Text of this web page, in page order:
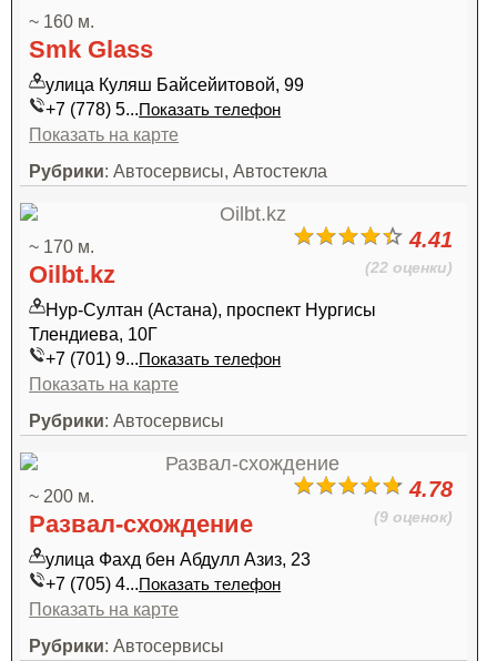
~ 160 м.
Smk Glass
улица Куляш Байсейитовой, 99
+7 (778) 5...Показать телефон
Показать на карте
Рубрики: Автосервисы, Автостекла
4.41
(22 оценки)
~ 170 м.
Oilbt.kz
Нур-Султан (Астана), проспект Нургисы
Тлендиева, 10Г
+7 (701) 9...Показать телефон
Показать на карте
Рубрики: Автосервисы
4.78
(9 оценок)
~ 200 м.
Развал-схождение
улица Фахд бен Абдулл Азиз, 23
+7 (705) 4...Показать телефон
Показать на карте
Рубрики: Автосервисы